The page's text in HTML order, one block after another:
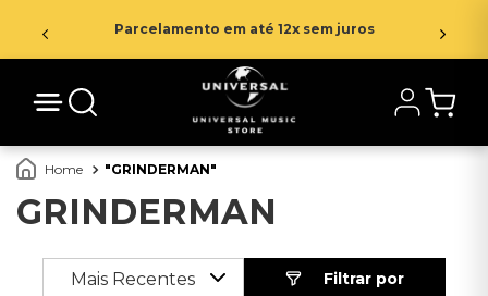
Parcelamento em até 12x sem juros
GRINDERMAN
GRINDERMAN
Mais Recentes